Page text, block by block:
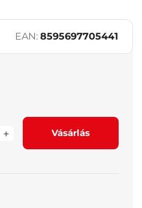
EAN: 8595697705441
+ Vásárlás